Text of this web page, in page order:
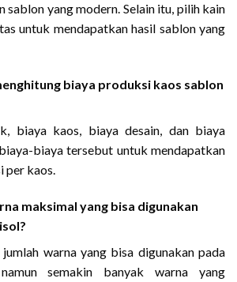
sablon yang modern. Selain itu, pilih kain
untuk mendapatkan hasil sablon yang
biaya produksi kaos sablon
biaya kaos, biaya desain, dan biaya
biaya tersebut untuk mendapatkan
per kaos.
maksimal yang bisa digunakan
warna yang bisa digunakan pada
semakin banyak warna yang